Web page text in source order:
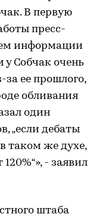
В первую
пресс-
информации
у Собчак очень
ее прошлого,
обливания
один
„если дебаты
таком же духе,
- заявил
штаба